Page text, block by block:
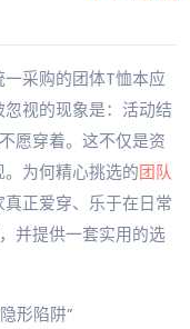
采购的团体T恤本应
视的现象是：活动结
愿穿着。这不仅是资
为何精心挑选的团队
正爱穿、乐于在日常
并提供一套实用的选
形陷阱”